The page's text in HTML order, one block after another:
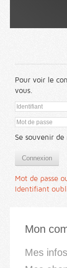
Pour voir le
vous.
Se souvenir de
Connexion
Mot de passe
Identifiant
Mon
Mes infos